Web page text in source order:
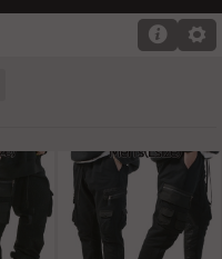
⚙
